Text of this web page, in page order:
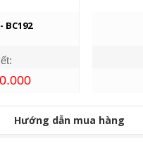
BC192
Hướng dẫn mua hàng